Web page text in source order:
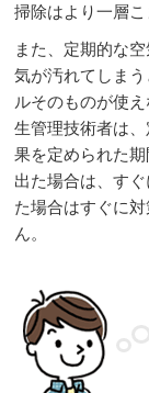
掃除はより一層こ
また、定期的な
気が汚れてしま
ルそのものが使
生管理技術者は
果を定められた
出た場合は、す
た場合はすぐに
ん。